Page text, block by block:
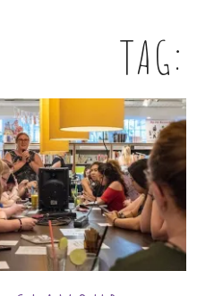
TAG: